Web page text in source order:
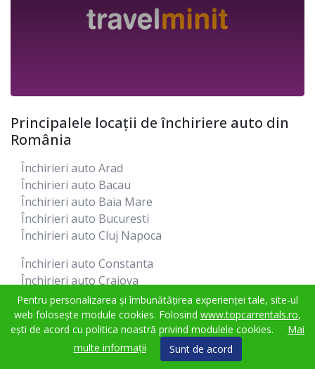
Principalele locații de închiriere auto din
România
Închirieri auto Arad
Închirieri auto Bacau
Închirieri auto Baia Mare
Închirieri auto Bucuresti
Închirieri auto Cluj Napoca
Închirieri auto Constanta
Închirieri auto Craiova
Închirieri auto Iasi
Închirieri auto Oradea
Închirieri auto Satu Mare
Pentru personalizarea și îmbunătățirea experienței tale, site-ul
web folosește module cookies. Folosind www.topcarrentals.ro,
ești de acord cu politica noastră privind modulele cookies.
Mai
multe informații
Sunt de acord